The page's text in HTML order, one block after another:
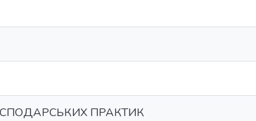
ПРАКТИК